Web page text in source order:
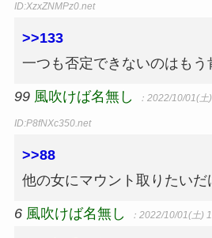
ID:XzxZNMPz0.net
>>133
一つも否定できないのはも
99 風吹けば名無し ：2022/10/01(
ID:P8fNXc350.net
>>88
他の女にマウント取りたいだ
6 風吹けば名無し ：2022/10/01(土)